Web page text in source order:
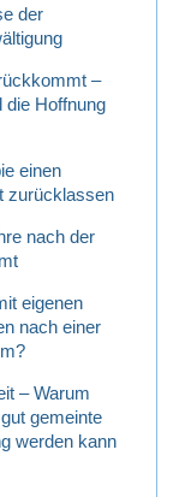
der
–
die Hoffnung
einen
zurücklassen
nach der
eigenen
nach einer
– Warum
gemeinte
werden kann